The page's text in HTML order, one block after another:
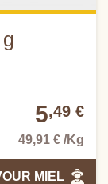
5,49 €
49,91 € /Kg
MIEL